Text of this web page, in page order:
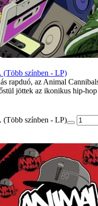
színben - LP)
rapduó, az Animal
jöttek az ikonikus hip-
színben - LP)